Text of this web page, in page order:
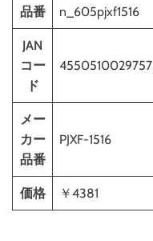
品番 n_605pjxf1516
JAN
コー
ド
4550510029757
メー
カー
品番
PJXF-1516
価格 ￥4381